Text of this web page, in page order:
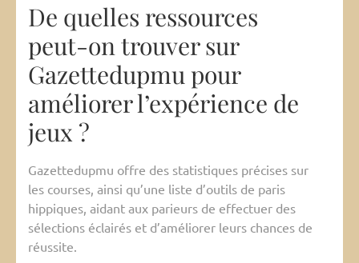
De quelles ressources
peut-on trouver sur
Gazettedupmu pour
améliorer l’expérience de
jeux ?
Gazettedupmu offre des statistiques précises sur
les courses, ainsi qu’une liste d’outils de paris
hippiques, aidant aux parieurs de effectuer des
sélections éclairés et d’améliorer leurs chances de
réussite.